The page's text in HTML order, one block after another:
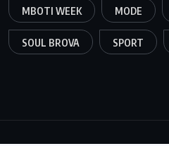
MBOTI WEEK MODE
SOUL BROVA SPORT